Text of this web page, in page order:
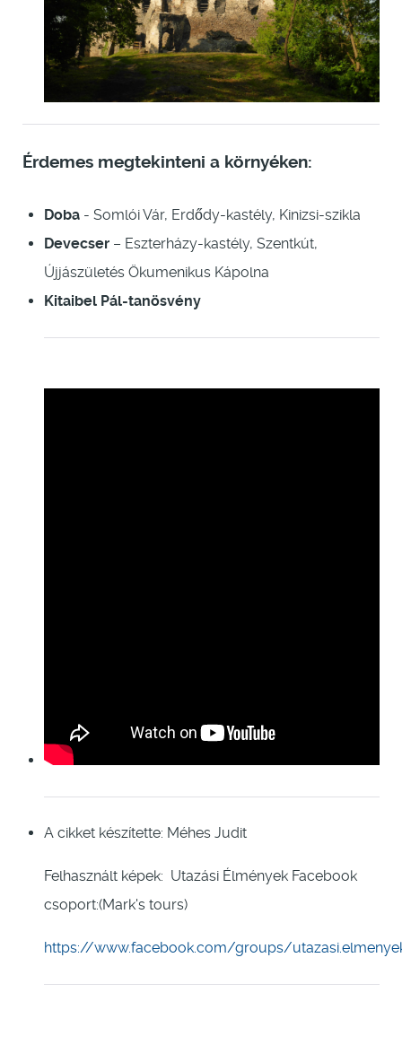
Érdemes megtekinteni a környéken:
Doba - Somlói Vár, Erdődy-kastély, Kinizsi-szikla
Devecser – Eszterházy-kastély, Szentkút,
Újjászületés Ökumenikus Kápolna
Kitaibel Pál-tanösvény
A cikket készítette: Méhes Judit
Felhasznált képek: Utazási Élmények Facebook
csoport:(Mark's tours)
https://www.facebook.com/groups/